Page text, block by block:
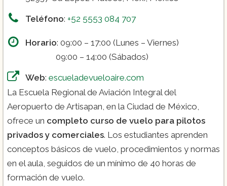
Bachillerato en aviación:
Teléfono: +52 5553 084 707
Horario: 09:00 – 17:00 (Lunes – Viernes)
09:00 – 14:00 (Sábados)
Web: escueladevueloaire.com
La Escuela Regional de Aviación Integral del
Aeropuerto de Artisapan, en la Ciudad de México,
ofrece un completo curso de vuelo para pilotos
privados y comerciales. Los estudiantes aprenden
conceptos básicos de vuelo, procedimientos y normas
en el aula, seguidos de un mínimo de 40 horas de
formación de vuelo.